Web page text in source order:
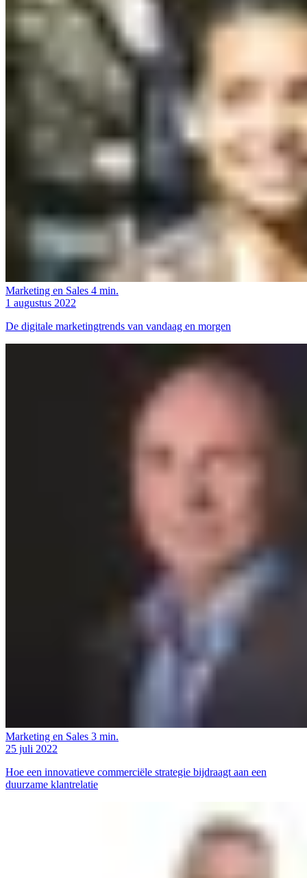
Marketing en Sales 4 min.
1 augustus 2022
De digitale marketingtrends van vandaag en morgen
Marketing en Sales 3 min.
25 juli 2022
Hoe een innovatieve commerciële strategie bijdraagt aan een
duurzame klantrelatie